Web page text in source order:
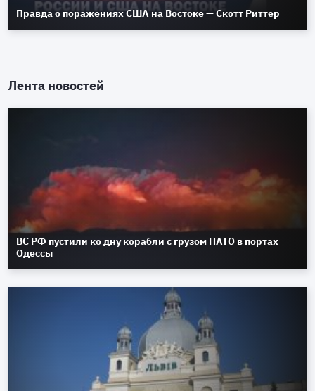
Правда о поражениях США на Востоке — Скотт Риттер
Лента новостей
ВС РФ пустили ко дну корабли с грузом НАТО в портах
Одессы